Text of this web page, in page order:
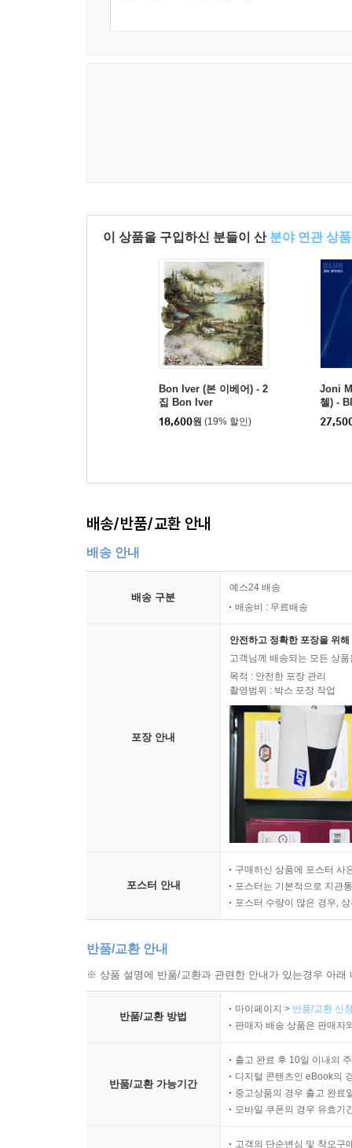
이 상품을 구입하신 분들이 산 분야 연관 상품
Bon Iver (본 이베어) - 2
집 Bon Iver
18,600원 (19% 할인)
Joni
첼) -
배송/반품/교환 안내
배송 안내
배송 구분
예스24 배송
배송비 : 무료배송
포장 안내
안전하고 정확한 포장을 위
고객님께 배송되는 모든 상
목적 : 안전한 포장 관리
촬영범위 : 박스 포장 작업
포스터 안내
구매하신 상품에 포스터 사
포스터는 기본적으로 지관
포스터 수량이 많은 경우,
반품/교환 안내
※ 상품 설명에 반품/교환과 관련한 안내가 있는경우 아
반품/교환 방법
마이페이지 > 반품/교환 신
판매자 배송 상품은 판매자
반품/교환 가능기간
출고 완료 후 10일 이내의
디지털 콘텐츠인 eBook의
중고상품의 경우 출고 완료
모바일 쿠폰의 경우 유효기
고객의 단순변심 및 착오구